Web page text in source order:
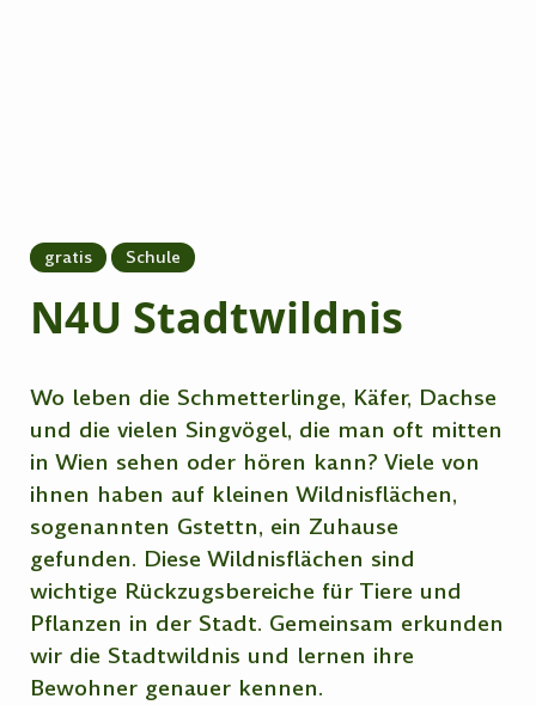
gratis Schule
N4U Stadtwildnis
Wo leben die Schmetterlinge, Käfer, Dachse
und die vielen Singvögel, die man oft mitten
in Wien sehen oder hören kann? Viele von
ihnen haben auf kleinen Wildnisflächen,
sogenannten Gstettn, ein Zuhause
gefunden. Diese Wildnisflächen sind
wichtige Rückzugsbereiche für Tiere und
Pflanzen in der Stadt. Gemeinsam erkunden
wir die Stadtwildnis und lernen ihre
Bewohner genauer kennen.